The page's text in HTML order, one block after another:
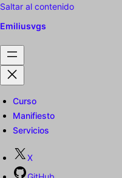
Saltar al contenido
Emiliusvgs
Curso
Manifiesto
Servicios
X